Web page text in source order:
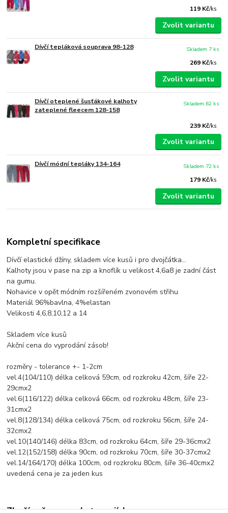
119 Kč/ks
Zvolit variantu
Dívčí tepláková souprava 98-128
269 Kč/ks
Skladem 7 ks
Zvolit variantu
Dívčí oteplené šusťákové kalhoty
zateplené fleecem 128-158
239 Kč/ks
Skladem 62 ks
Zvolit variantu
Dívčí módní tepláky 134-164
179 Kč/ks
Skladem 72 ks
Zvolit variantu
Kompletní specifikace
Dívčí elastické džíny, skladem více kusů i pro dvojčátka...
Kalhoty jsou v pase na zip a knoflík u velikost 4,6a8 je zadní část
na gumu.
Nohavice v opět módním rozšířeném zvonovém střihu
Materiál 96%bavlna, 4%elastan
Velikosti 4,6,8,10,12 a 14
Skladem více kusů
Akční cena do vyprodání zásob!
rozměry - tolerance +- 1-2cm
vel.4(104/110) délka celková 59cm, od rozkroku 42cm, šíře 22-
29cmx2
vel.6(116/122) délka celková 66cm, od rozkroku 48cm, šíře 23-
31cmx2
vel.8(128/134) délka celková 75cm, od rozkroku 56cm, šíře 24-
32cmx2
vel.10(140/146) délka 83cm, od rozkroku 64cm, šíře 29-36cmx2
vel.12(152/158) délka 90cm, od rozkroku 70cm, šíře 30-37cmx2
vel.14/164/170) délka 100cm, od rozkroku 80cm, šíře 36-40cmx2
uvedená cena je za jeden kus